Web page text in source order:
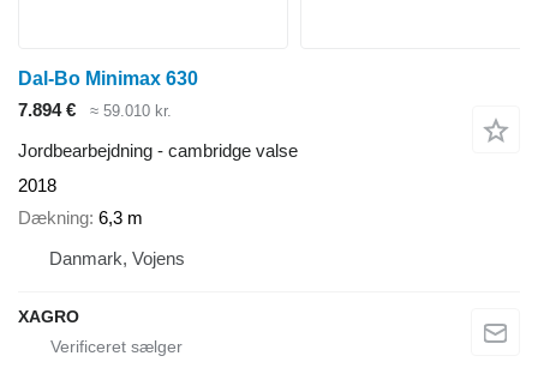
Dal-Bo Minimax 630
7.894 €
≈ 59.010 kr.
Jordbearbejdning - cambridge valse
2018
Dækning 6,3 m
Danmark, Vojens
XAGRO